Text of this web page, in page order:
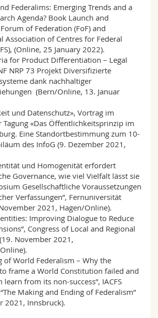
Med. Fak.
Federalims: Emerging Trends and a
Agenda? Book Launch and
of Federation (FoF) and
Association of Centres for Federal
(Online, 25 January 2022).
for Product Differentiation – Legal
NRP 73 Projekt Diversifizierte
dank nachhaltiger
(Bern/Online, 13. Januar
und Datenschutz», Vortrag im
Tagung «Das Öffentlichkeitsprinzip im
Eine Standortbestimmung zum 10-
des InfoG (9. Dezember 2021,
und Homogenität erfordert
Governance, wie viel Vielfalt lässt sie
Gesellschaftliche Voraussetzungen
Verfassungen”, Fernuniversität
2021, Hagen/Online).
Improving Dialogue to Reduce
Congress of Local and Regional
November 2021,
of World Federalism – Why the
frame a World Constitution failed and
learn from its non-success”, IACFS
Making and Ending of Federalism”
2021, Innsbruck).